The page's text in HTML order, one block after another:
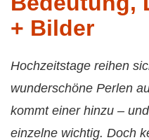
+ Bilder
Hochzeitstage reihen
wunderschöne Perlen
kommt einer hinzu –
einzelne wichtig. Doch